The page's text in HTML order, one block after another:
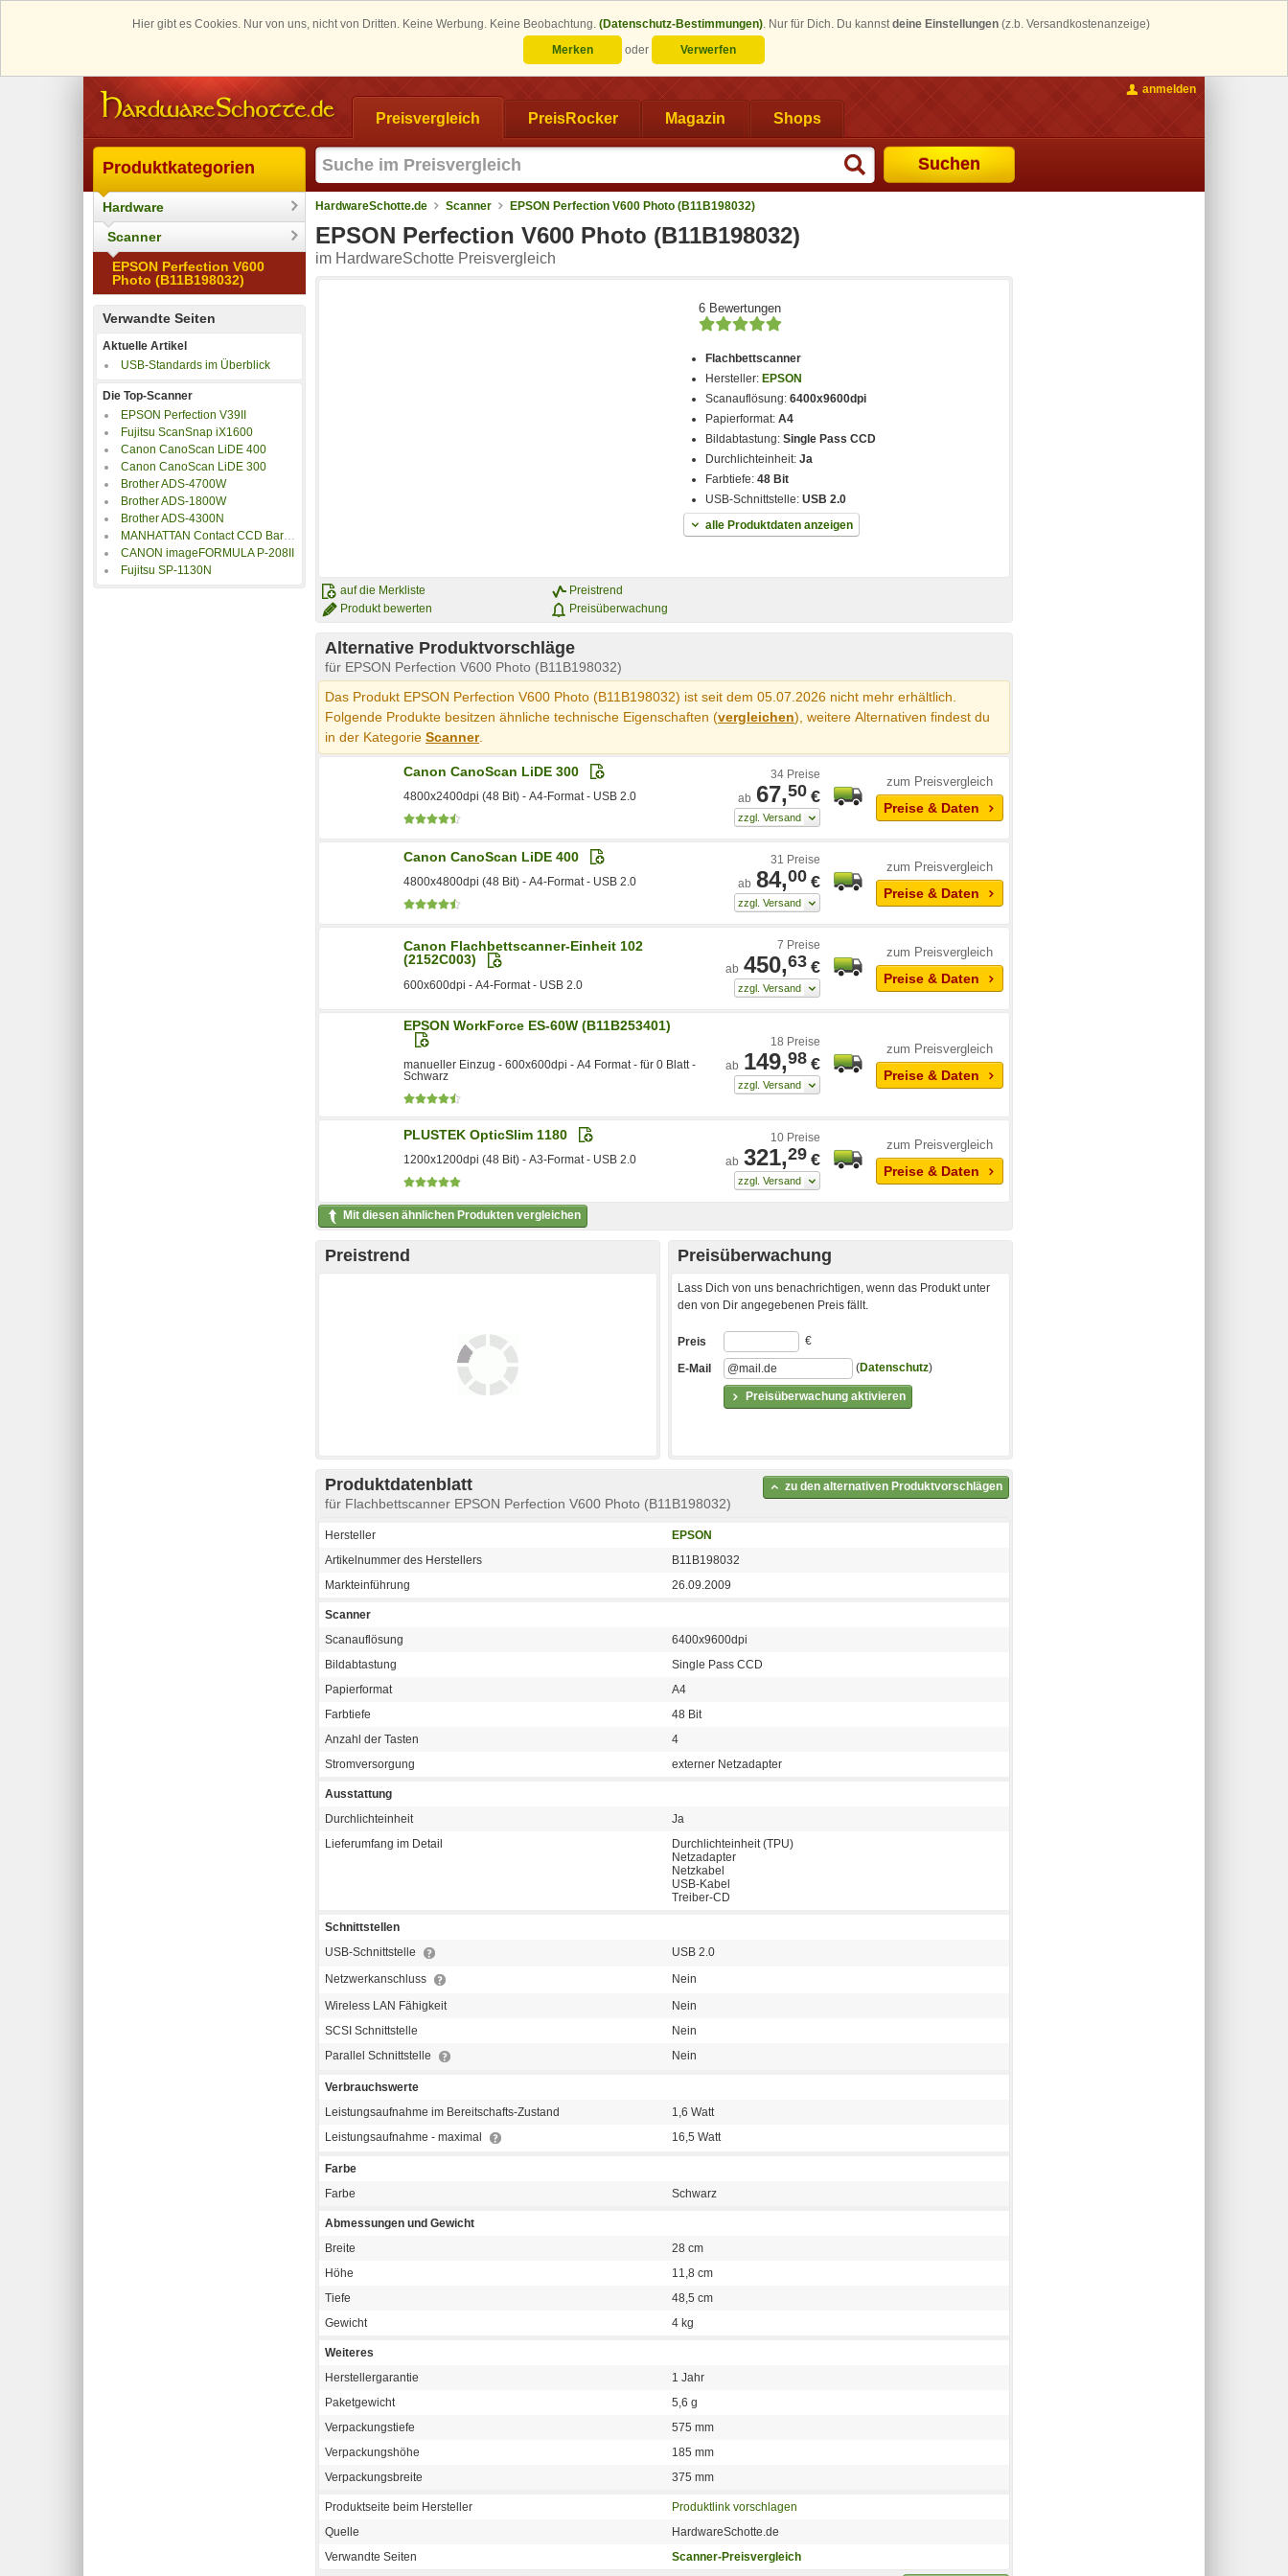
Hier gibt es Cookies. Nur von uns, nicht von Dritten. Keine Werbung. Keine Beobachtung. (Datenschutz-Bestimmungen). Nur für Dich. Du kannstdeine Einstellungen (z.b. Versandkostenanzeige)
Merken
oder Verwerfen
Preisvergleich PreisRocker Magazin Shops
Suchen
anmelden
Produktkategorien
Hardware
Scanner
EPSON Perfection V600
Photo (B11B198032)
Verwandte Seiten
Aktuelle Artikel
USB-Standards im Überblick
Die Top-Scanner
EPSON Perfection V39II
Fujitsu ScanSnap iX1600
Canon CanoScan LiDE 400
Canon CanoScan LiDE 300
Brother ADS-4700W
Brother ADS-1800W
Brother ADS-4300N
MANHATTAN Contact CCD Barcode Scanner
CANON imageFORMULA P-208II
Fujitsu SP-1130N
HardwareSchotte.de Scanner EPSON Perfection V600 Photo (B11B198032)
EPSON Perfection V600 Photo (B11B198032)
im HardwareSchotte Preisvergleich
6 Bewertungen
Flachbettscanner
Hersteller: EPSON
Scanauflösung:6400x9600dpi
Papierformat:A4
Bildabtastung:Single Pass CCD
Durchlichteinheit:Ja
Farbtiefe:48 Bit
USB-Schnittstelle:USB 2.0
alle Produktdaten anzeigen
auf die Merkliste
Produkt bewerten
Preistrend
Preisüberwachung
Alternative Produktvorschläge
für EPSON Perfection V600 Photo (B11B198032)
Das Produkt EPSON Perfection V600 Photo (B11B198032) ist seit dem 05.07.2026 nicht mehr erhältlich.
Folgende Produkte besitzen ähnliche technische Eigenschaften (vergleichen), weitere Alternativen findest du
in der Kategorie Scanner.
Canon CanoScan LiDE 300
4800x2400dpi (48 Bit) - A4-Format - USB 2.0
34 Preise
ab 67,50 €
zum Preisvergleich
Preise & Daten
Canon CanoScan LiDE 400
4800x4800dpi (48 Bit) - A4-Format - USB 2.0
31 Preise
ab 84,00 €
zum Preisvergleich
Preise & Daten
Canon Flachbettscanner-Einheit 102
(2152C003)
600x600dpi - A4-Format - USB 2.0
7 Preise
ab 450,63 €
zum Preisvergleich
Preise & Daten
EPSON WorkForce ES-60W (B11B253401)
manueller Einzug - 600x600dpi - A4 Format - für 0 Blatt -
Schwarz
18 Preise
ab 149,98 €
zum Preisvergleich
Preise & Daten
PLUSTEK OpticSlim 1180
1200x1200dpi (48 Bit) - A3-Format - USB 2.0
10 Preise
ab 321,29 €
zum Preisvergleich
Preise & Daten
Mit diesen ähnlichen Produkten vergleichen
Preistrend Preisüberwachung
Lass Dich von uns benachrichtigen, wenn das Produkt unter
den von Dir angegebenen Preis fällt.
Preisüberwachung aktivieren
Preis €
E-Mail (Datenschutz)
Produktdatenblatt
für Flachbettscanner EPSON Perfection V600 Photo (B11B198032)
zu den alternativen Produktvorschlägen
Hersteller
EPSON
Artikelnummer des Herstellers
B11B198032
Markteinführung
26.09.2009
Scanner
Scanauflösung
6400x9600dpi
Bildabtastung
Single Pass CCD
Papierformat
A4
Farbtiefe
48 Bit
Anzahl der Tasten
4
Stromversorgung
externer Netzadapter
Ausstattung
Durchlichteinheit
Ja
Lieferumfang im Detail
Durchlichteinheit (TPU)
Netzadapter
Netzkabel
USB-Kabel
Treiber-CD
Schnittstellen
USB-Schnittstelle
USB 2.0
Netzwerkanschluss
Nein
Wireless LAN Fähigkeit
Nein
SCSI Schnittstelle
Nein
Parallel Schnittstelle
Nein
Verbrauchswerte
Leistungsaufnahme im Bereitschafts-Zustand
1,6 Watt
Leistungsaufnahme - maximal
16,5 Watt
Farbe
Farbe
Schwarz
Abmessungen und Gewicht
Breite
28 cm
Höhe
11,8 cm
Tiefe
48,5 cm
Gewicht
4 kg
Weiteres
Herstellergarantie
1 Jahr
Paketgewicht
5,6 g
Verpackungstiefe
575 mm
Verpackungshöhe
185 mm
Verpackungsbreite
375 mm
Produktseite beim Hersteller
Produktlink vorschlagen
Quelle
HardwareSchotte.de
Verwandte Seiten
Scanner-Preisvergleich